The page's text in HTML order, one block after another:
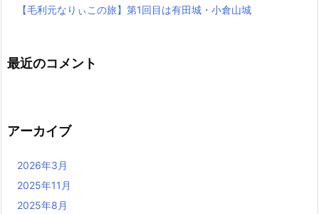
【毛利元なりぃこの旅】第1回目は有田城・小倉山城
最近のコメント
アーカイブ
2026年3月
2025年11月
2025年8月